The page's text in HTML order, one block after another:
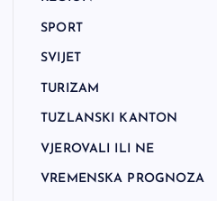
SPORT
SVIJET
TURIZAM
TUZLANSKI KANTON
VJEROVALI ILI NE
VREMENSKA PROGNOZA